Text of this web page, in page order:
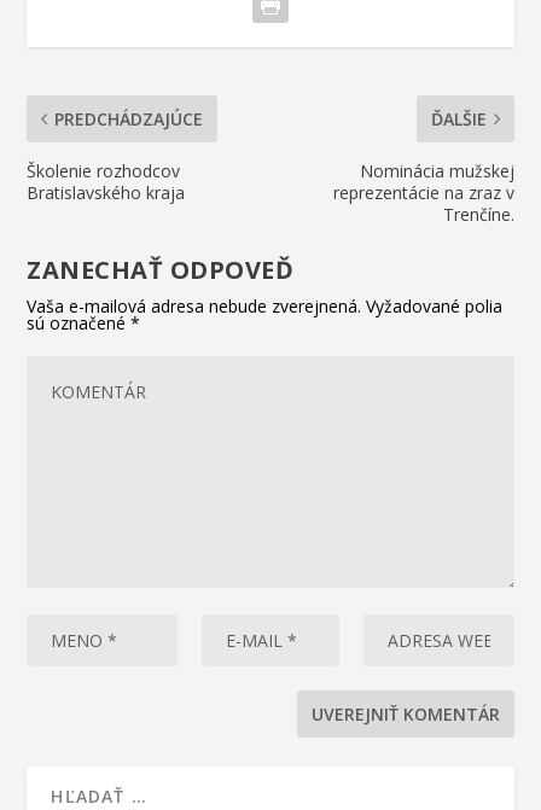
PREDCHÁDZAJÚCE
Školenie rozhodcov
Bratislavského kraja
ĎALŠIE
Nominácia mužskej
reprezentácie na zraz v
Trenčíne.
ZANECHAŤ ODPOVEĎ
Vaša e-mailová adresa nebude zverejnená. Vyžadované polia
sú označené*